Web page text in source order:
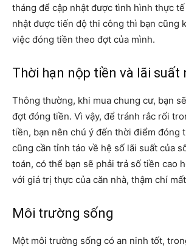
tháng để cập nhật được tình hình thực
nhật được tiến độ thi công thì bạn cũng
việc đóng tiền theo đợt của mình.
Thời hạn nộp tiền và lãi suất
Thông thường, khi mua chung cư, bạn
đợt đóng tiền. Vì vậy, để tránh rắc rối
tiền, bạn nên chú ý đến thời điểm đóng
cũng cần tỉnh táo về hệ số lãi suất của
toán, có thể bạn sẽ phải trả số tiền cao
với giá trị thực của căn nhà, thậm chí
Môi trường sống
Một môi trường sống có an ninh tốt,